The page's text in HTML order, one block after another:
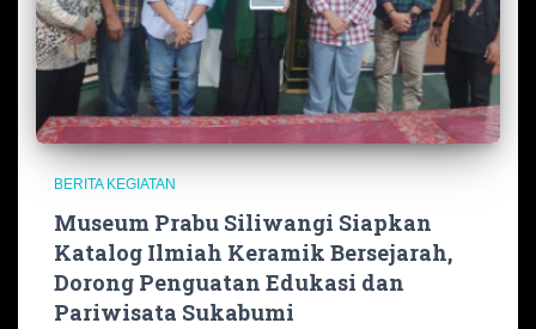
BERITA KEGIATAN
Museum Prabu Siliwangi Siapkan
Katalog Ilmiah Keramik Bersejarah,
Dorong Penguatan Edukasi dan
Pariwisata Sukabumi